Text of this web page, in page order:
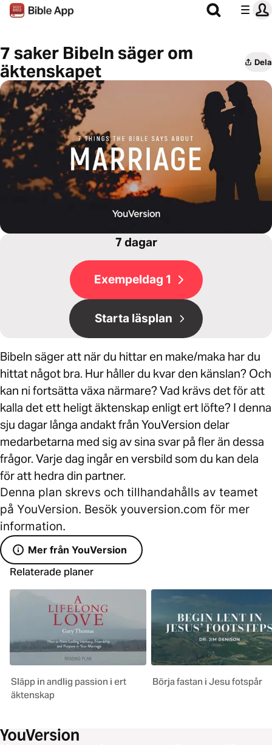
7 saker Bibeln säger om
äktenskapet
Dela
7 dagar
Exempeldag 1
Starta läsplan
Bibeln säger att när du hittar en make/maka har du
hittat något bra. Hur håller du kvar den känslan? Och
kan ni fortsätta växa närmare? Vad krävs det för att
kalla det ett heligt äktenskap enligt ert löfte? I denna
sju dagar långa andakt från YouVersion delar
medarbetarna med sig av sina svar på fler än dessa
frågor. Varje dag ingår en versbild som du kan dela
för att hedra din partner.
Denna plan skrevs och tillhandahålls av teamet
på YouVersion. Besök youversion.com för mer
information.
Mer från YouVersion
Relaterade planer
Släpp in andlig passion i ert
äktenskap
Börja fastan i Jesu fotspår